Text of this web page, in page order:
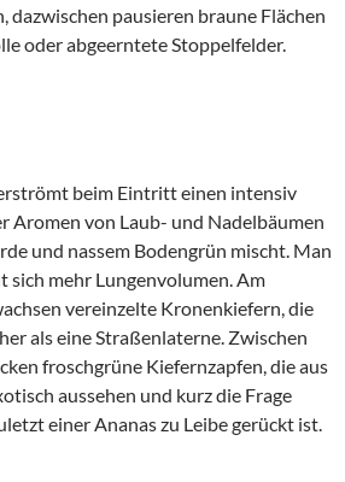
dazwischen pausieren braune Flächen
oder abgeerntete Stoppelfelder.
beim Eintritt einen intensiv
Aromen von Laub- und Nadelbäumen
und nassem Bodengrün mischt. Man
sich mehr Lungenvolumen. Am
vereinzelte Kronenkiefern, die
als eine Straßenlaterne. Zwischen
froschgrüne Kiefernzapfen, die aus
aussehen und kurz die Frage
einer Ananas zu Leibe gerückt ist.